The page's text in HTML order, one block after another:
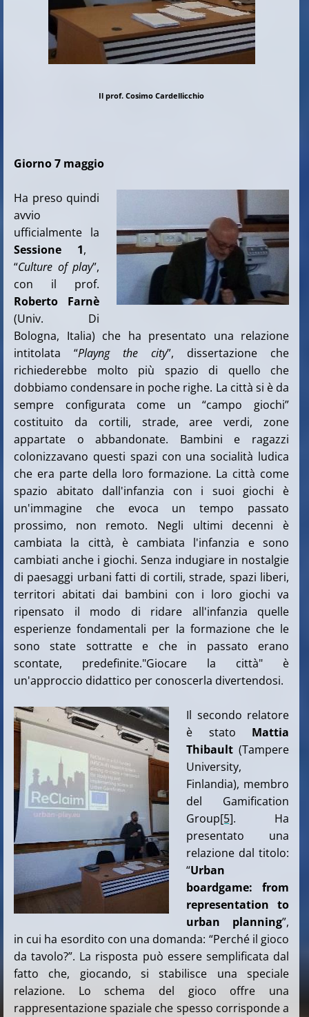
Il prof. Cosimo Cardellicchio
Giorno 7 maggio
Ha preso quindi
avvio
ufficialmente la
Sessione 1,
“Culture of play”,
con il prof.
Roberto Farnè
(Univ. Di
Bologna, Italia) che ha presentato una relazione
intitolata “Playng the city”, dissertazione che
richiederebbe molto più spazio di quello che
dobbiamo condensare in poche righe. La città si è da
sempre configurata come un “campo giochi”
costituito da cortili, strade, aree verdi, zone
appartate o abbandonate. Bambini e ragazzi
colonizzavano questi spazi con una socialità ludica
che era parte della loro formazione. La città come
spazio abitato dall'infanzia con i suoi giochi è
un'immagine che evoca un tempo passato
prossimo, non remoto. Negli ultimi decenni è
cambiata la città, è cambiata l'infanzia e sono
cambiati anche i giochi. Senza indugiare in nostalgie
di paesaggi urbani fatti di cortili, strade, spazi liberi,
territori abitati dai bambini con i loro giochi va
ripensato il modo di ridare all'infanzia quelle
esperienze fondamentali per la formazione che le
sono state sottratte e che in passato erano
scontate, predefinite."Giocare la città" è
un'approccio didattico per conoscerla divertendosi.
Il secondo relatore
è stato Mattia
Thibault (Tampere
University,
Finlandia), membro
del Gamification
Group[5]. Ha
presentato una
relazione dal titolo:
“Urban
boardgame: from
representation to
urban planning”,
in cui ha esordito con una domanda: “Perché il gioco
da tavolo?”. La risposta può essere semplificata dal
fatto che, giocando, si stabilisce una speciale
relazione. Lo schema del gioco offre una
rappresentazione spaziale che spesso corrisponde a